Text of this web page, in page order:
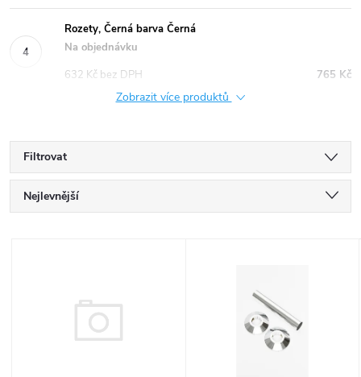
Rozety, Černá barva Černá
Na objednávku
765 Kč
632 Kč bez DPH
Zobrazit více produktů
Filtrovat
Ř
Nejlevnější